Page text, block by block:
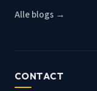
Alle blogs →
CONTACT